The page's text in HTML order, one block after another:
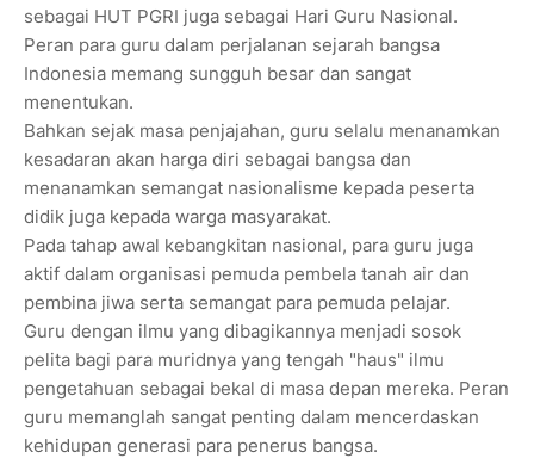
sebagai HUT PGRI juga sebagai Hari Guru Nasional.
Peran para guru dalam perjalanan sejarah bangsa
Indonesia memang sungguh besar dan sangat
menentukan.
Bahkan sejak masa penjajahan, guru selalu menanamkan
kesadaran akan harga diri sebagai bangsa dan
menanamkan semangat nasionalisme kepada peserta
didik juga kepada warga masyarakat.
Pada tahap awal kebangkitan nasional, para guru juga
aktif dalam organisasi pemuda pembela tanah air dan
pembina jiwa serta semangat para pemuda pelajar.
Guru dengan ilmu yang dibagikannya menjadi sosok
pelita bagi para muridnya yang tengah "haus" ilmu
pengetahuan sebagai bekal di masa depan mereka. Peran
guru memanglah sangat penting dalam mencerdaskan
kehidupan generasi para penerus bangsa.